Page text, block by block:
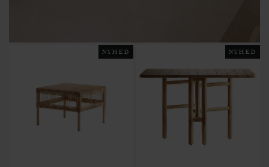
NYHED NYHED